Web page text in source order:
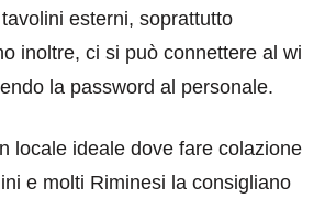
esterni, soprattutto
inoltre, ci si può connettere al wi
la password al personale.
locale ideale dove fare colazione
e molti Riminesi la consigliano